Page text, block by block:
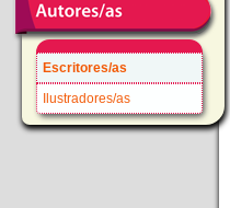
Escritores/as
Ilustradores/as